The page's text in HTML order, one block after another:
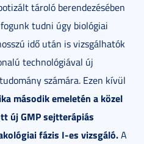
tároló berendezésében
tudni úgy biológiai
idő után is vizsgálhatók
technológiával új
számára. Ezen kívül
második emeletén a közel
új GMP sejtterápiás
fázis I-es vizsgáló.A